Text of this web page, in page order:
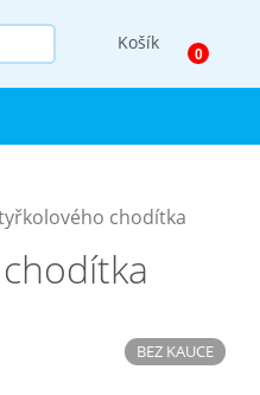
Košík
chodítka
BEZ KAUCE